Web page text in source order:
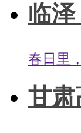
临
春日里
甘肃